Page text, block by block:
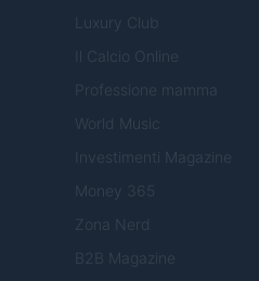
Luxury Club
Il Calcio Online
Professione mamma
World Music
Investimenti Magazine
Money 365
Zona Nerd
B2B Magazine